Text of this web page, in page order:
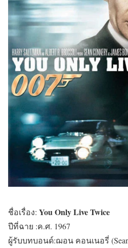
ชื่อเรื่อง: You Only Live Twice
ปีที่ฉาย :ค.ศ. 1967
ผู้รับบทบอนด์:ฌอน คอนเนอรี่ (Sean